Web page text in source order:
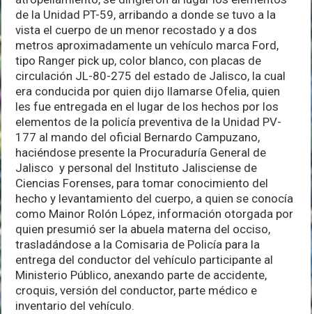
de la Unidad PT-59, arribando a donde se tuvo a la
vista el cuerpo de un menor recostado y a dos
metros aproximadamente un vehículo marca Ford,
tipo Ranger pick up, color blanco, con placas de
circulación JL-80-275 del estado de Jalisco, la cual
era conducida por quien dijo llamarse Ofelia, quien
les fue entregada en el lugar de los hechos por los
elementos de la policía preventiva de la Unidad PV-
177 al mando del oficial Bernardo Campuzano,
haciéndose presente la Procuraduría General de
Jalisco y personal del Instituto Jalisciense de
Ciencias Forenses, para tomar conocimiento del
hecho y levantamiento del cuerpo, a quien se conocía
como Mainor Rolón López, información otorgada por
quien presumió ser la abuela materna del occiso,
trasladándose a la Comisaria de Policía para la
entrega del conductor del vehículo participante al
Ministerio Público, anexando parte de accidente,
croquis, versión del conductor, parte médico e
inventario del vehículo.